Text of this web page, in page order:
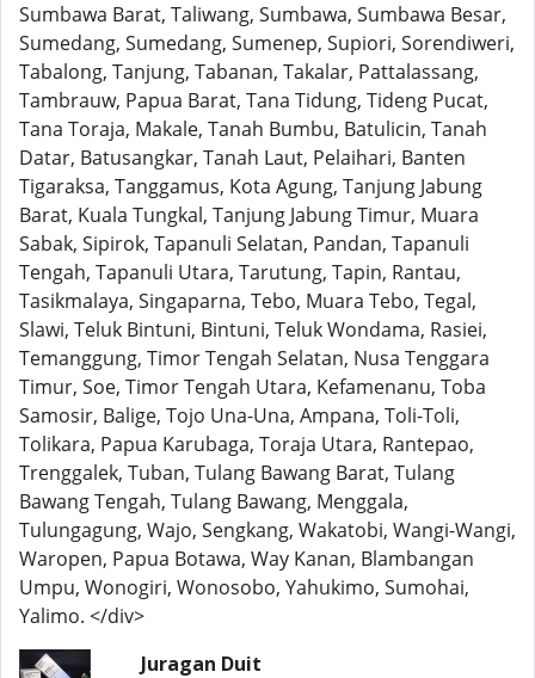
Sumbawa Barat, Taliwang, Sumbawa, Sumbawa Besar,
Sumedang, Sumedang, Sumenep, Supiori, Sorendiweri,
Tabalong, Tanjung, Tabanan, Takalar, Pattalassang,
Tambrauw, Papua Barat, Tana Tidung, Tideng Pucat,
Tana Toraja, Makale, Tanah Bumbu, Batulicin, Tanah
Datar, Batusangkar, Tanah Laut, Pelaihari, Banten
Tigaraksa, Tanggamus, Kota Agung, Tanjung Jabung
Barat, Kuala Tungkal, Tanjung Jabung Timur, Muara
Sabak, Sipirok, Tapanuli Selatan, Pandan, Tapanuli
Tengah, Tapanuli Utara, Tarutung, Tapin, Rantau,
Tasikmalaya, Singaparna, Tebo, Muara Tebo, Tegal,
Slawi, Teluk Bintuni, Bintuni, Teluk Wondama, Rasiei,
Temanggung, Timor Tengah Selatan, Nusa Tenggara
Timur, Soe, Timor Tengah Utara, Kefamenanu, Toba
Samosir, Balige, Tojo Una-Una, Ampana, Toli-Toli,
Tolikara, Papua Karubaga, Toraja Utara, Rantepao,
Trenggalek, Tuban, Tulang Bawang Barat, Tulang
Bawang Tengah, Tulang Bawang, Menggala,
Tulungagung, Wajo, Sengkang, Wakatobi, Wangi-Wangi,
Waropen, Papua Botawa, Way Kanan, Blambangan
Umpu, Wonogiri, Wonosobo, Yahukimo, Sumohai,
Yalimo. </div>
Juragan Duit